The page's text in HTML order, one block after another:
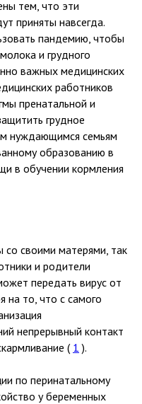
тем, что эти
приняты навсегда.
пандемию, чтобы
и грудного
важных медицинских
работников
пренатальной и
грудное
нуждающимся семьям
образованию в
в обучении кормления
своими матерями, так
и родители
передать вирус от
на то, что с самого
непрерывный контакт
( 1 ).
по перинатальному
у беременных